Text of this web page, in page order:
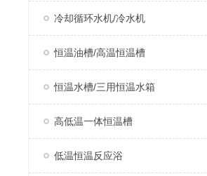
冷却循环水机/冷水机
恒温油槽/高温恒温槽
恒温水槽/三用恒温水箱
高低温一体恒温槽
低温恒温反应浴